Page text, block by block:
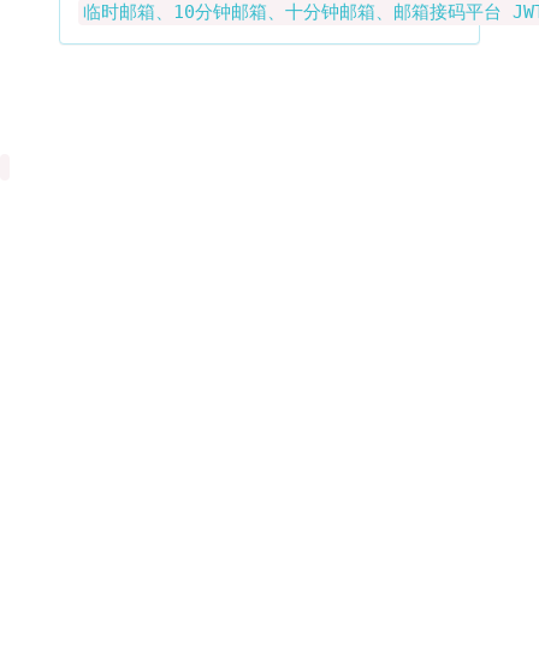
临时邮箱、10分钟邮箱、十分钟邮箱、邮箱接码平台